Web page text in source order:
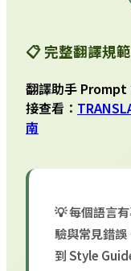
📋 完整翻譯規範
翻譯助手 Prompt
接查看：
南
💡 每個語言
驗與常見錯
到 Style